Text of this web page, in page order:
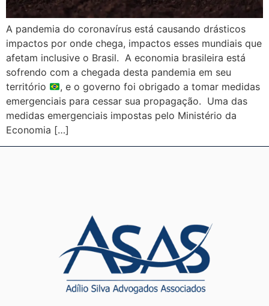
A pandemia do coronavírus está causando drásticos
impactos por onde chega, impactos esses mundiais que
afetam inclusive o Brasil. A economia brasileira está
sofrendo com a chegada desta pandemia em seu
território
, e o governo foi obrigado a tomar medidas
emergenciais para cessar sua propagação. Uma das
medidas emergenciais impostas pelo Ministério da
Economia […]